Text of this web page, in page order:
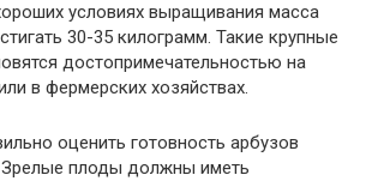
условиях выращивания масса
30-35 килограмм. Такие крупные
достопримечательностью на
в фермерских хозяйствах.
оценить готовность арбузов
плоды должны иметь